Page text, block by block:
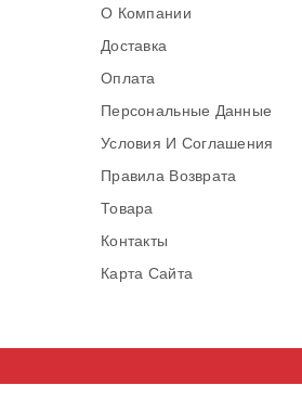
О Компании
Доставка
Оплата
Персональные Данные
Условия И Соглашения
Правила Возврата
Товара
Контакты
Карта Сайта